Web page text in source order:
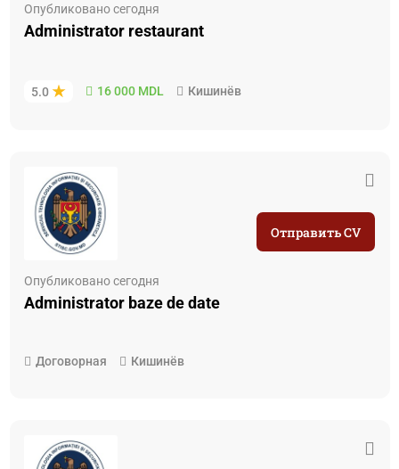
Опубликовано сегодня
Administrator restaurant
5.0 16 000 MDL Кишинёв
Опубликовано сегодня
Administrator baze de date
Договорная Кишинёв
Отправить CV